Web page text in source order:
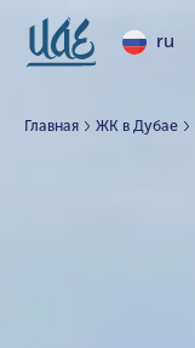
ru
Главная ЖК в Дубае